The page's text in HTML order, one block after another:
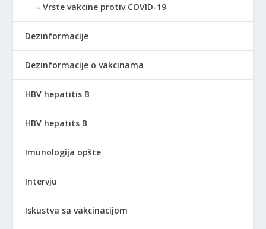
Vrste vakcine protiv COVID-19
Dezinformacije
Dezinformacije o vakcinama
HBV hepatitis B
HBV hepatits B
Imunologija opšte
Intervju
Iskustva sa vakcinacijom